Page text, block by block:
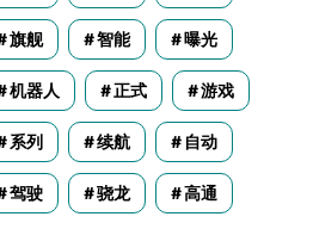
旗舰 智能 曝光
机器人 正式 游戏
系列 续航 自动
驾驶 骁龙 高通